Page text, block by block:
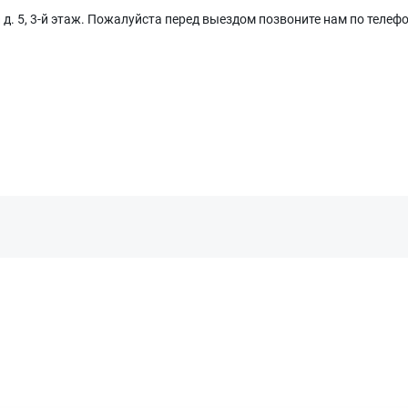
5, 3-й этаж. Пожалуйста перед выездом позвоните нам по